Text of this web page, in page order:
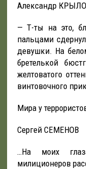
Александр
— Т-ты на это,
пальцами
девушки. На
бретелькой
желтоватого
винтовочного
Мира у
Сергей СЕМЕНОВ
…На моих
милиционеров